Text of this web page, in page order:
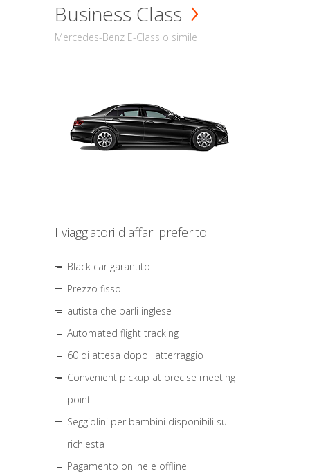
Business Class
Mercedes-Benz E-Class o simile
I viaggiatori d'affari preferito
Black car garantito
Prezzo fisso
autista che parli inglese
Automated flight tracking
60 di attesa dopo l'atterraggio
Convenient pickup at precise meeting
point
Seggiolini per bambini disponibili su
richiesta
Pagamento online e offline